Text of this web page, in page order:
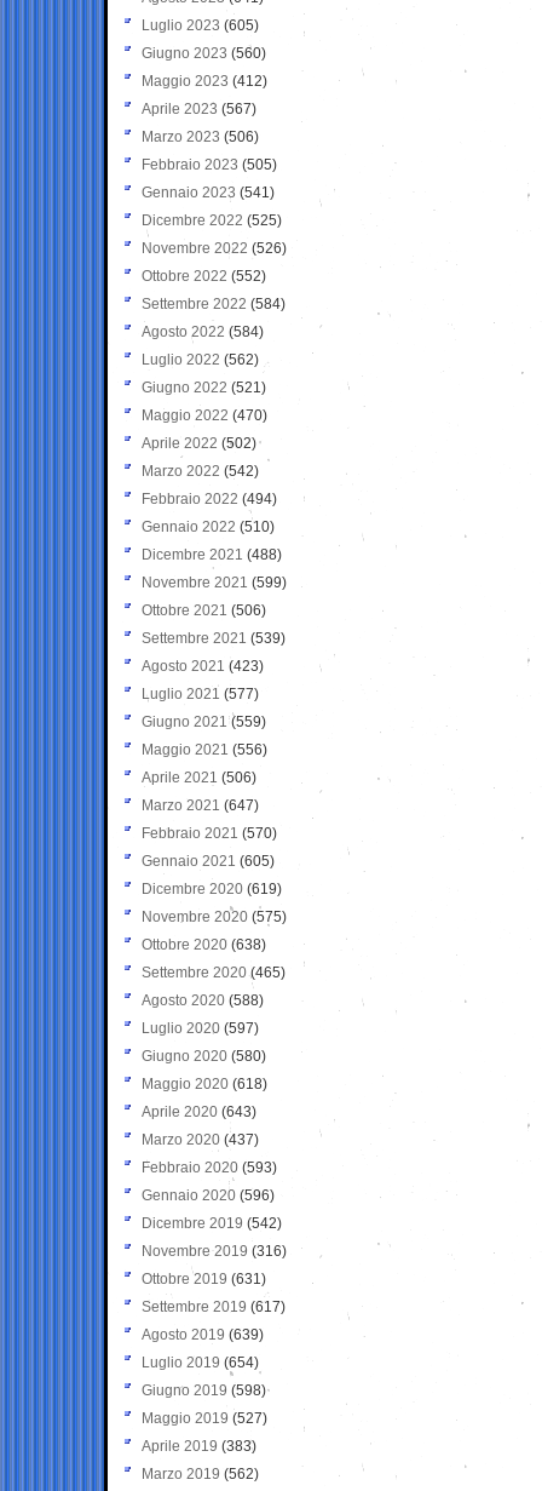
Luglio 2023 (605)
Giugno 2023 (560)
Maggio 2023 (412)
Aprile 2023 (567)
Marzo 2023 (506)
Febbraio 2023 (505)
Gennaio 2023 (541)
Dicembre 2022 (525)
Novembre 2022 (526)
Ottobre 2022 (552)
Settembre 2022 (584)
Agosto 2022 (584)
Luglio 2022 (562)
Giugno 2022 (521)
Maggio 2022 (470)
Aprile 2022 (502)
Marzo 2022 (542)
Febbraio 2022 (494)
Gennaio 2022 (510)
Dicembre 2021 (488)
Novembre 2021 (599)
Ottobre 2021 (506)
Settembre 2021 (539)
Agosto 2021 (423)
Luglio 2021 (577)
Giugno 2021(559)
Maggio 2021 (556)
Aprile 2021 (506)
Marzo 2021 (647)
Febbraio 2021 (570)
Gennaio 2021 (605)
Dicembre 2020 (619)
Novembre 2020 (575)
Ottobre 2020 (638)
Settembre 2020(465)
Agosto 2020 (588)
Luglio 2020 (597)
Giugno 2020 (580)
Maggio 2020 (618)
Aprile 2020 (643)
Marzo 2020 (437)
Febbraio 2020 (593)
Gennaio 2020 (596)
Dicembre 2019 (542)
Novembre 2019 (316)
Ottobre 2019 (631)
Settembre 2019 (617)
Agosto 2019 (639)
Luglio 2019 (654)
Giugno 2019 (598)
Maggio 2019 (527)
Aprile 2019 (383)
Marzo 2019 (562)